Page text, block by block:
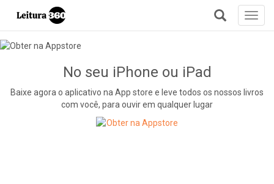
No seu iPhone ou iPad
Baixe agora o aplicativo na App store e leve todos os nossos livros
com você, para ouvir em qualquer lugar